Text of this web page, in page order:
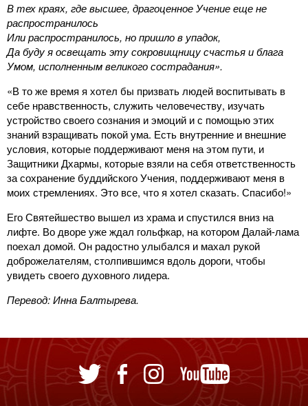
В тех краях, где высшее, драгоценное Учение еще не
распространилось
Или распространилось, но пришло в упадок,
Да буду я освещать эту сокровищницу счастья и блага
Умом, исполненным великого сострадания».
«В то же время я хотел бы призвать людей воспитывать в
себе нравственность, служить человечеству, изучать
устройство своего сознания и эмоций и с помощью этих
знаний взращивать покой ума. Есть внутренние и внешние
условия, которые поддерживают меня на этом пути, и
Защитники Дхармы, которые взяли на себя ответственность
за сохранение буддийского Учения, поддерживают меня в
моих стремлениях. Это все, что я хотел сказать. Спасибо!»
Его Святейшество вышел из храма и спустился вниз на
лифте. Во дворе уже ждал гольфкар, на котором Далай-лама
поехал домой. Он радостно улыбался и махал рукой
доброжелателям, столпившимся вдоль дороги, чтобы
увидеть своего духовного лидера.
Перевод: Инна Балтырева.